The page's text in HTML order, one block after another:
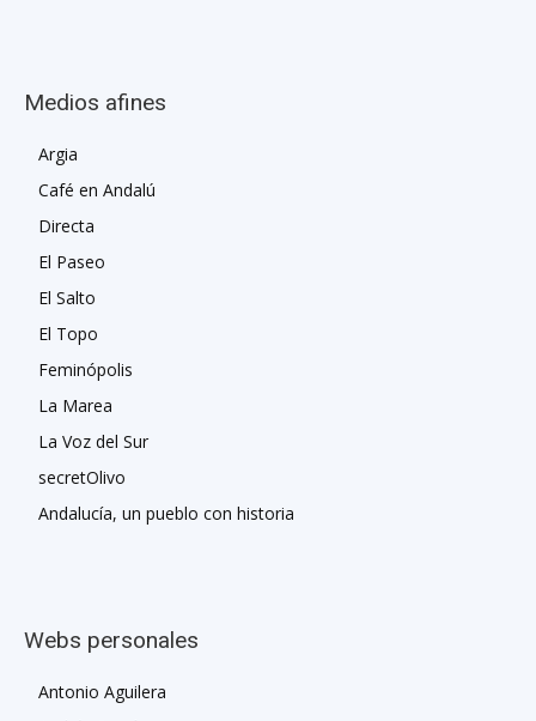
Medios afines
Argia
Café en Andalú
Directa
El Paseo
El Salto
El Topo
Feminópolis
La Marea
La Voz del Sur
secretOlivo
Andalucía, un pueblo con historia
Webs personales
Antonio Aguilera